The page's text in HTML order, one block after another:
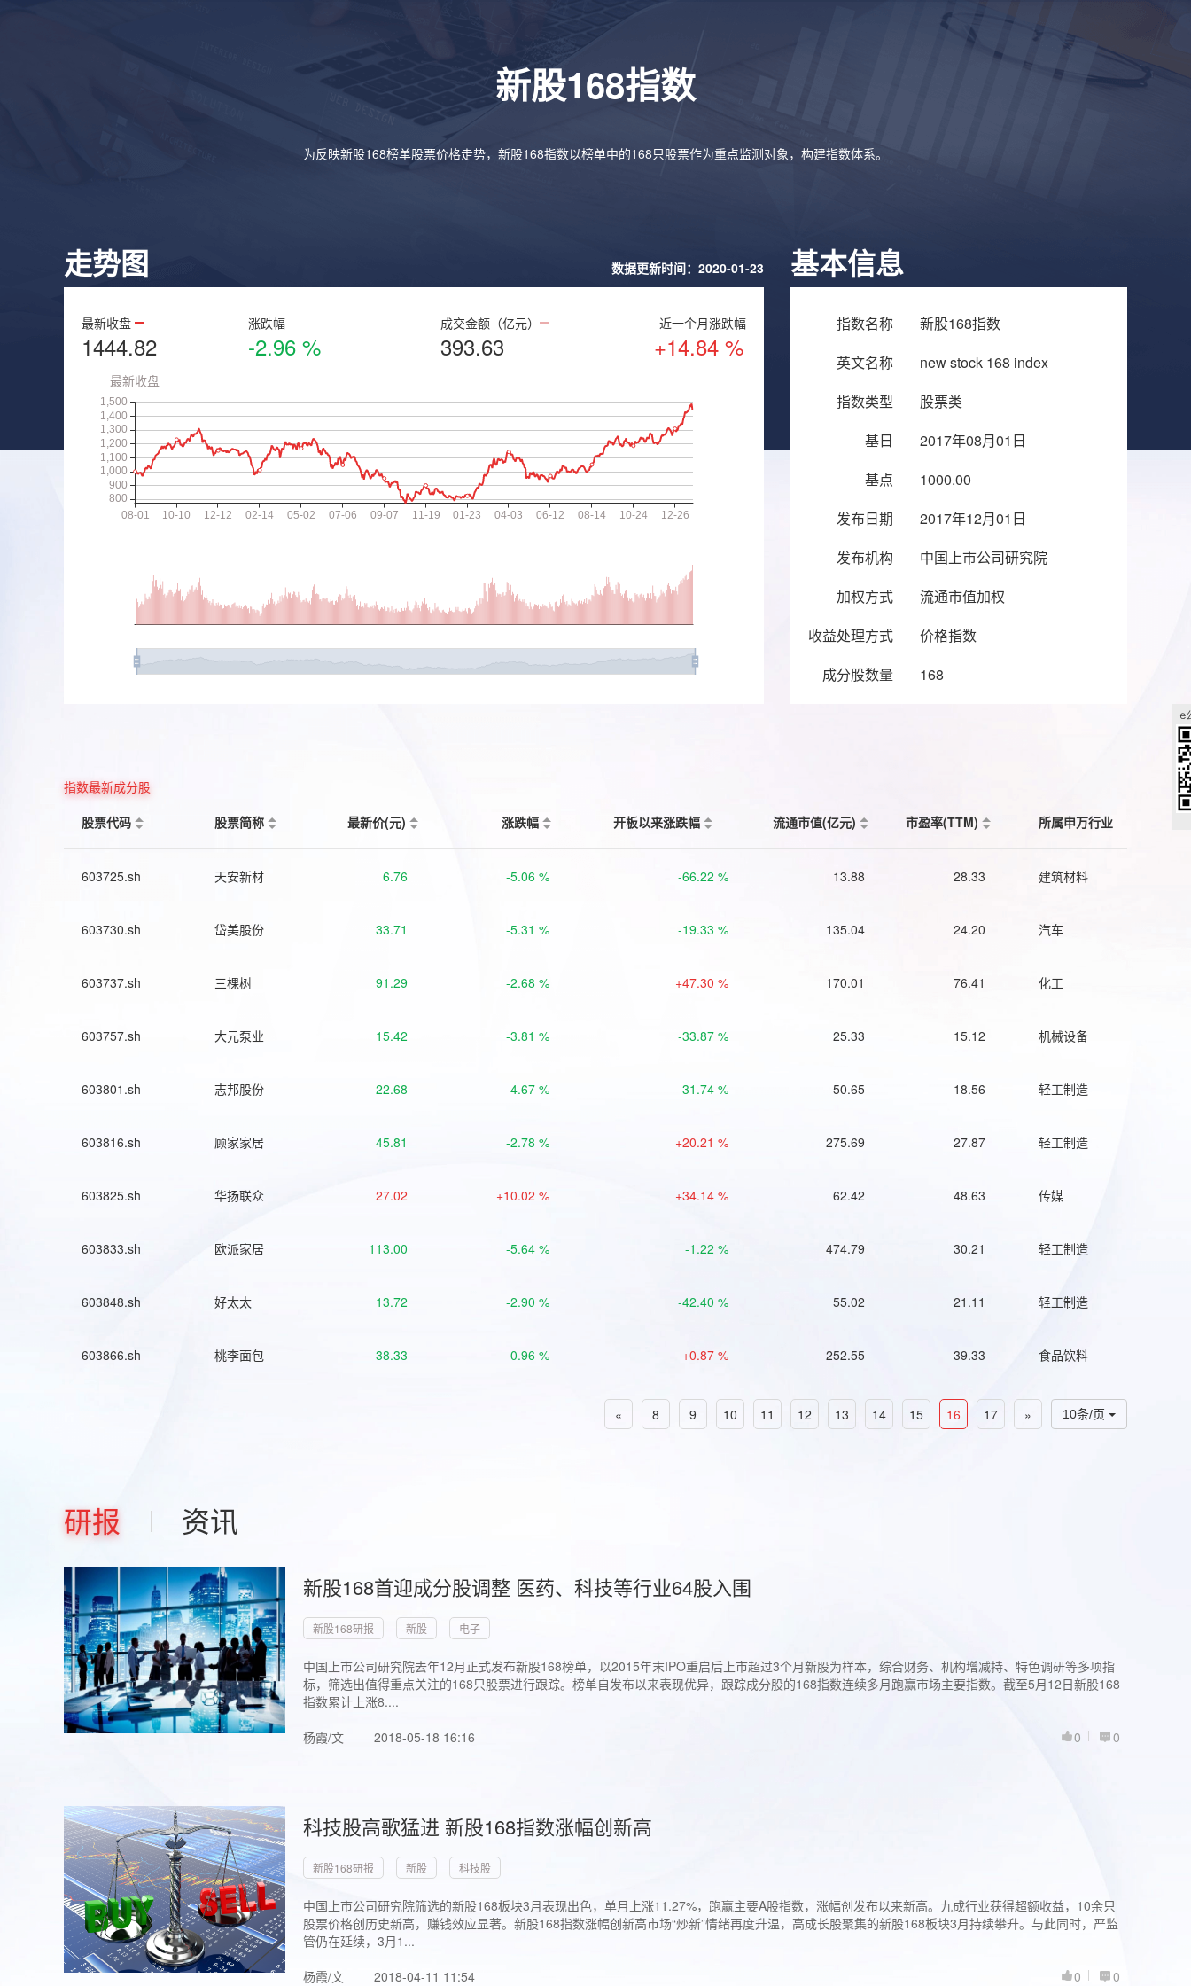
新股168指数
为反映新股168榜单股票价格走势，新股168指数以榜单中的168只股票作为重点监测对象，构建指数体系。
走势图 数据更新时间：2020-01-23
最新收盘
1444.82
涨跌幅
-2.96 %
成交金额（亿元）
393.63
近一个月涨跌幅
+14.84 %
基本信息
指数名称
新股168指数
英文名称
new stock 168 index
指数类型
股票类
基日
2017年08月01日
基点
1000.00
发布日期
2017年12月01日
发布机构
中国上市公司研究院
加权方式
流通市值加权
收益处理方式
价格指数
成分股数量
168
指数最新成分股
股票代码
股票简称 最新价(元) 涨跌幅 开板以来涨跌幅 流通市值(亿元) 市盈率(TTM) 所属申万行业
603725.sh 天安新材 6.76 -5.06 % -66.22 % 13.88 28.33 建筑材料
603730.sh 岱美股份 33.71 -5.31 % -19.33 % 135.04 24.20 汽车
603737.sh 三棵树 91.29 -2.68 % +47.30 % 170.01 76.41 化工
603757.sh 大元泵业 15.42 -3.81 % -33.87 % 25.33 15.12 机械设备
603801.sh 志邦股份 22.68 -4.67 % -31.74 % 50.65 18.56 轻工制造
603816.sh 顾家家居 45.81 -2.78 % +20.21 % 275.69 27.87 轻工制造
603825.sh 华扬联众 27.02 +10.02 % +34.14 % 62.42 48.63 传媒
603833.sh 欧派家居 113.00 -5.64 % -1.22 % 474.79 30.21 轻工制造
603848.sh 好太太 13.72 -2.90 % -42.40 % 55.02 21.11 轻工制造
603866.sh 桃李面包 38.33 -0.96 % +0.87 % 252.55 39.33 食品饮料
10条/页
« 8 9 10 11 12 13 14 15 16 17 »
研报 资讯
新股168首迎成分股调整 医药、科技等行业64股入围
新股168研报 新股 电子
中国上市公司研究院去年12月正式发布新股168榜单，以2015年末IPO重启后上市超过3个月新股为样本，综合财务、机构增减持、特色调研等多项指
标，筛选出值得重点关注的168只股票进行跟踪。榜单自发布以来表现优异，跟踪成分股的168指数连续多月跑赢市场主要指数。截至5月12日新股168
指数累计上涨8....
杨霞/文
2018-05-18 16:16 0
0
科技股高歌猛进 新股168指数涨幅创新高
新股168研报 新股 科技股
中国上市公司研究院筛选的新股168板块3月表现出色，单月上涨11.27%，跑赢主要A股指数，涨幅创发布以来新高。九成行业获得超额收益，10余只
股票价格创历史新高，赚钱效应显著。新股168指数涨幅创新高市场“炒新”情绪再度升温，高成长股聚集的新股168板块3月持续攀升。与此同时，严监
管仍在延续，3月1...
杨霞/文
2018-04-11 11:54 0
0